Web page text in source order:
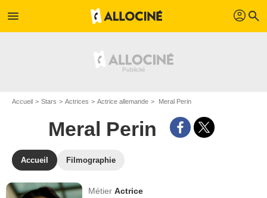
menu profil search
Accueil Stars Actrices Actrice allemande Meral Perin
Meral Perin
Accueil Filmographie
MétierActrice